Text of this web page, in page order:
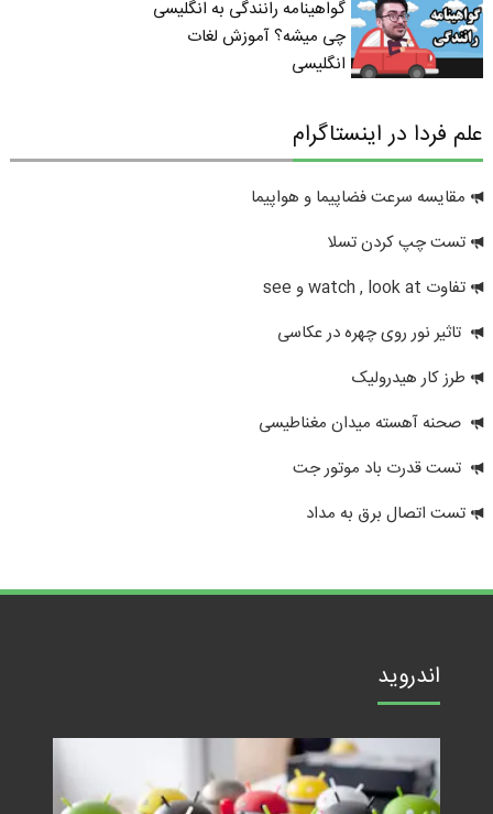
گواهینامه رانندگی به انگلیسی
چی میشه؟ آموزش لغات
انگلیسی
علم فردا در اینستاگرام
مقایسه سرعت فضاپیما و هواپیما
تست چپ کردن تسلا
تفاوت watch , look at و see
تاثیر نور روی چهره در عکاسی
طرز کار هیدرولیک
صحنه آهسته میدان مغناطیسی
تست قدرت باد موتور جت
تست اتصال برق به مداد
اندروید